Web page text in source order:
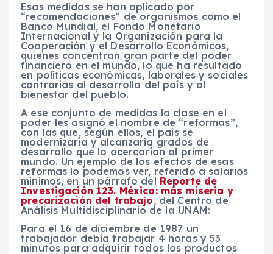
Esas medidas se han aplicado por
“recomendaciones” de organismos como el
Banco Mundial, el Fondo Monetario
Internacional y la Organización para la
Cooperación y el Desarrollo Económicos,
quienes concentran gran parte del poder
financiero en el mundo, lo que ha resultado
en políticas económicas, laborales y sociales
contrarias al desarrollo del país y al
bienestar del pueblo.
A ese conjunto de medidas la clase en el
poder les asignó el nombre de “reformas”,
con las que, según ellos, el país se
modernizaría y alcanzaría grados de
desarrollo que lo acercarían al primer
mundo. Un ejemplo de los efectos de esas
reformas lo podemos ver, referido a salarios
mínimos, en un párrafo del Reporte de
Investigación 123. México: más miseria y
precarización del trabajo, del Centro de
Análisis Multidisciplinario de la UNAM:
Para el 16 de diciembre de 1987 un
trabajador debía trabajar 4 horas y 53
minutos para adquirir todos los productos